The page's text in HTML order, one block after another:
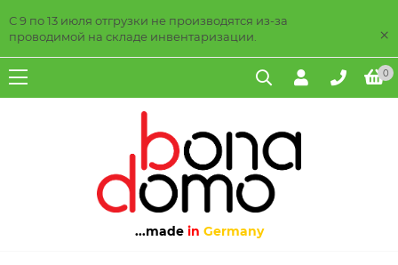
С 9 по 13 июля отгрузки не производятся из-за
проводимой на складе инвентаризации.
×
0
...made in Germany